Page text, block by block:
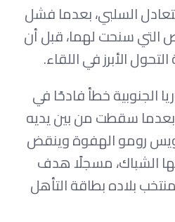
السلبي، بعدما فشل
التي سنحت لهما، قبل أن
الجنوبية خطأ فادحًا في
سقطت من بين يديه
رومو الهفوة وينقض
الشباك، مسجلًا هدف
بلاده بطاقة التأهل